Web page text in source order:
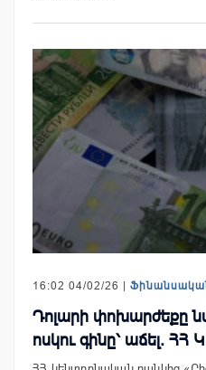
16:02 04/02/26 |
Դոլարի փոխարժեքը
ոսկու գինը՝ աճել. ՀՀ